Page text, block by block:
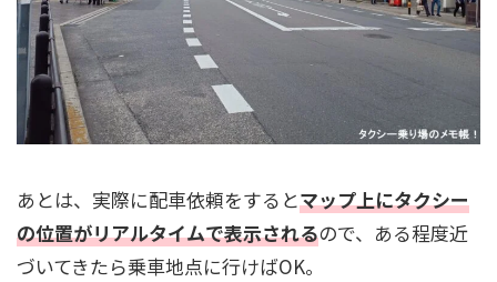
あとは、実際に配車依頼をするとマップ上にタクシー
の位置がリアルタイムで表示されるので、ある程度近
づいてきたら乗車地点に行けばOK。